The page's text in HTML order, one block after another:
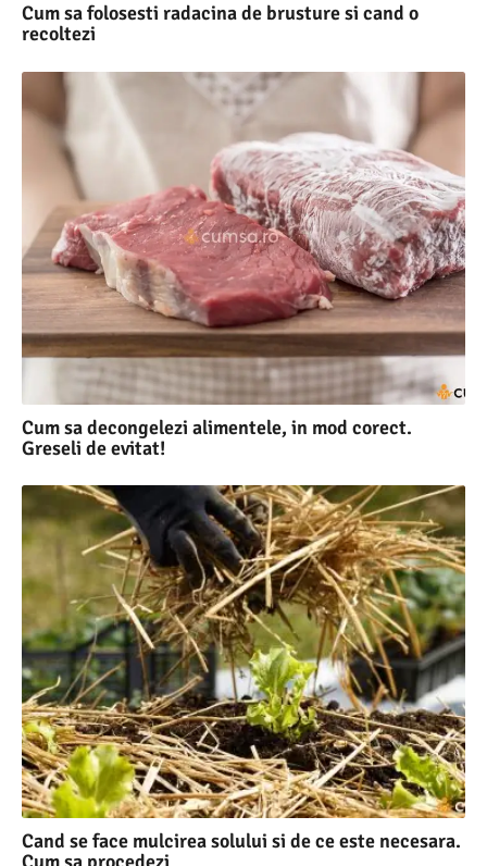
Cum sa folosesti radacina de brusture si cand o
recoltezi
Cum sa decongelezi alimentele, in mod corect.
Greseli de evitat!
Cand se face mulcirea solului si de ce este necesara.